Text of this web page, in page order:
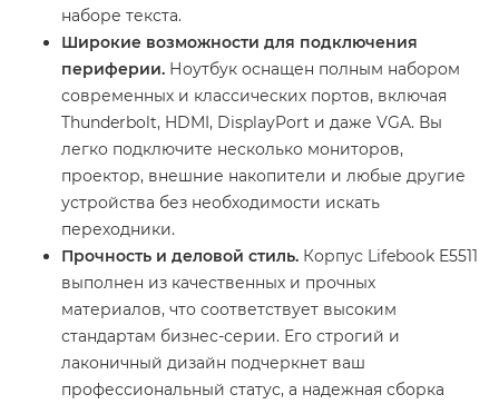
наборе текста.
Широкие возможности для подключения
периферии. Ноутбук оснащен полным набором
современных и классических портов, включая
Thunderbolt, HDMI, DisplayPort и даже VGA. Вы
легко подключите несколько мониторов,
проектор, внешние накопители и любые другие
устройства без необходимости искать
переходники.
Прочность и деловой стиль. Корпус Lifebook E5511
выполнен из качественных и прочных
материалов, что соответствует высоким
стандартам бизнес-серии. Его строгий и
лаконичный дизайн подчеркнет ваш
профессиональный статус, а надежная сборка